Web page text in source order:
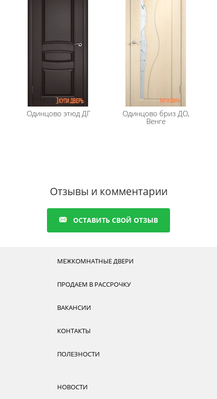
Одинцово этюд ДГ Одинцово бриз ДО,
Венге
Отзывы и комментарии
ОСТАВИТЬ СВОЙ ОТЗЫВ
МЕЖКОМНАТНЫЕ ДВЕРИ
ПРОДАЕМ В РАССРОЧКУ
ВАКАНСИИ
КОНТАКТЫ
ПОЛЕЗНОСТИ
НОВОСТИ